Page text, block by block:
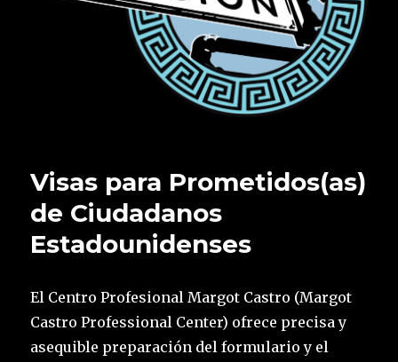
Visas para Prometidos(as)
de Ciudadanos
Estadounidenses
El Centro Profesional Margot Castro (Margot
Castro Professional Center) ofrece precisa y
asequible preparación del formulario y el